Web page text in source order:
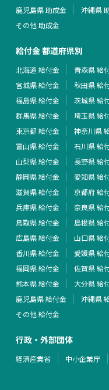
鹿児島県 助成金
沖縄県
その他 助成金
給付金 都道府県別
北海道 給付金 青森県 給
宮城県 給付金
秋田県 給
福島県 給付金
茨城県 給
群馬県 給付金
埼玉県 給
東京都 給付金
神奈川県
富山県 給付金
石川県 給
山梨県 給付金
長野県 給
静岡県 給付金
愛知県 給
滋賀県 給付金
京都府 給
兵庫県 給付金
奈良県 給
鳥取県 給付金
島根県 給
広島県 給付金
山口県 給
香川県 給付金
愛媛県 給
福岡県 給付金
佐賀県 給
熊本県 給付金
大分県 給
鹿児島県 給付金
沖縄県
その他 給付金
行政・外部団体
経済産業省 中小企業庁